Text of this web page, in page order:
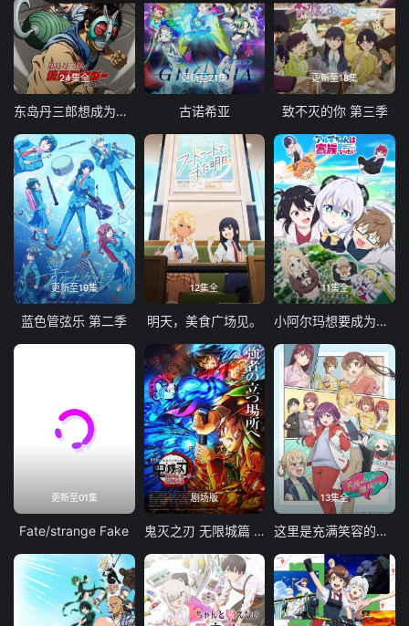
24集全
东岛丹三郎想成为假面骑士
更新至21集
古诺希亚
更新至18集
致不灭的你 第三季
更新至19集
蓝色管弦乐 第二季
12集全
明天，美食广场见。
11集全
小阿尔玛想要成为家人
更新至01集
Fate/strange Fake
剧场版
鬼灭之刃 无限城篇 第一章 猗窝座再袭
13集全
这里是充满笑容的职场。